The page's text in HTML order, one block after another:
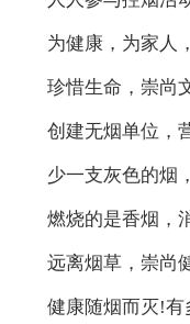
为健康，为家人
珍惜生命，崇尚
创建无烟单位，
少一支灰色的烟
燃烧的是香烟，
远离烟草，崇尚
健康随烟而灭!有